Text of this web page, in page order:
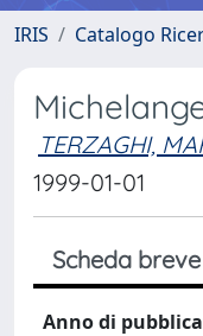
IRIS Catalogo
TERZAGHI,
1999-01-01
Scheda breve
Anno di